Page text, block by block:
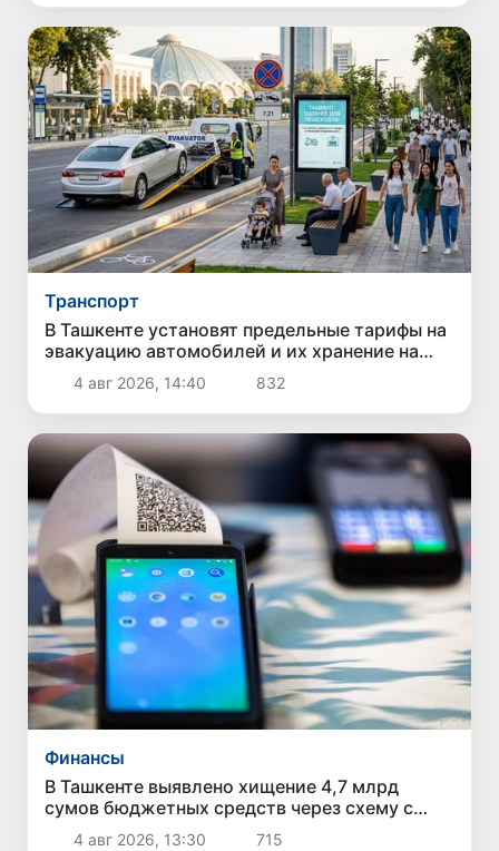
Транспорт
В Ташкенте установят предельные тарифы на
эвакуацию автомобилей и их хранение на
штрафстоянках
4 авг 2026, 14:40 832
Финансы
В Ташкенте выявлено хищение 4,7 млрд
сумов бюджетных средств через схему с
поддельными чеками и «кешбэком»
4 авг 2026, 13:30 715